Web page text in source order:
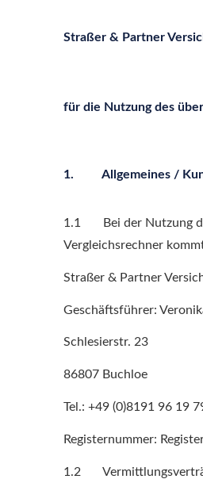
Straßer & Partner
für die Nutzung des über
1. Allgemeines /
1.1 Bei der Nutzung
Vergleichsrechner
Straßer & Partner
Geschäftsführer:
Schlesierstr. 23
86807 Buchloe
Tel.: +49 (0)8191 96 19
Registernummer:
1.2